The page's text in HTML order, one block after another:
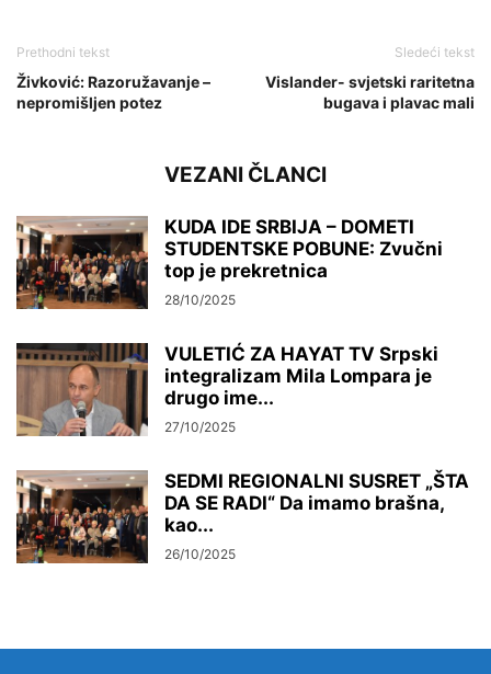
Prethodni tekst
Živković: Razoružavanje –
nepromišljen potez
Sledeći tekst
Vislander- svjetski raritetna
bugava i plavac mali
VEZANI ČLANCI
KUDA IDE SRBIJA – DOMETI
STUDENTSKE POBUNE: Zvučni
top je prekretnica
28/10/2025
VULETIĆ ZA HAYAT TV Srpski
integralizam Mila Lompara je
drugo ime...
27/10/2025
SEDMI REGIONALNI SUSRET „ŠTA
DA SE RADI“ Da imamo brašna,
kao...
26/10/2025